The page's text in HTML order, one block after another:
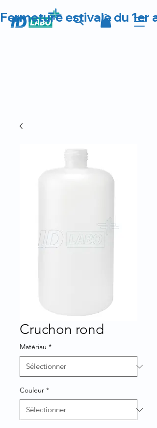
Fermeture estivale du 1er
Cruchon rond
Matériau *
Couleur *